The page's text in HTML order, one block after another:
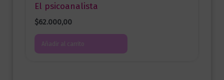
El psicoanalista
$62.000,00
Añadir al carrito